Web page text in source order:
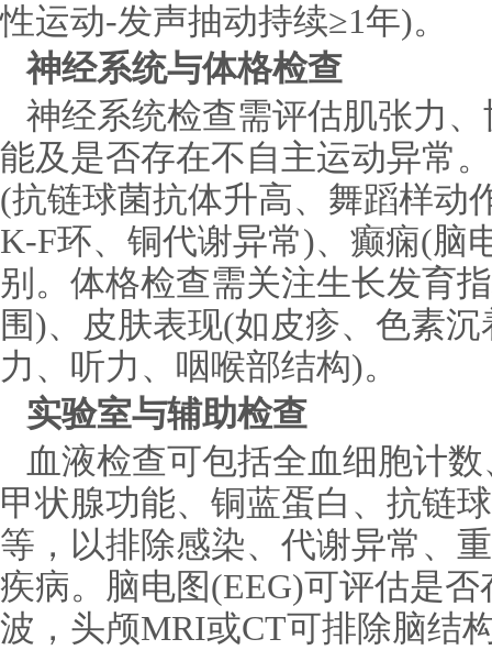
性运动-发声抽动持续≥1年)。
神经系统与体格检查
神经系统检查需评估肌张力
能及是否存在不自主运动异常
(抗链球菌抗体升高、舞蹈样动
K-F环、铜代谢异常)、癫痫(脑
别。体格检查需关注生长发育
围)、皮肤表现(如皮疹、色素
力、听力、咽喉部结构)。
实验室与辅助检查
血液检查可包括全血细胞计
甲状腺功能、铜蓝蛋白、抗链
等，以排除感染、代谢异常、
疾病。脑电图(EEG)可评估是
波，头颅MRI或CT可排除脑结